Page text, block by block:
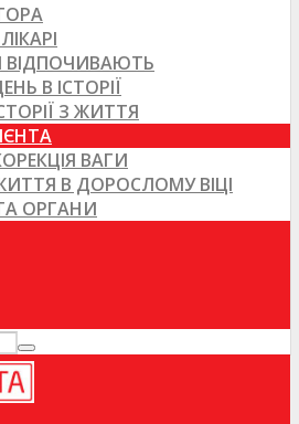
ВІДПОЧИВАЮТЬ
В ІСТОРІЇ
З ЖИТТЯ
ВАГИ
В ДОРОСЛОМУ ВІЦІ
ОРГАНИ